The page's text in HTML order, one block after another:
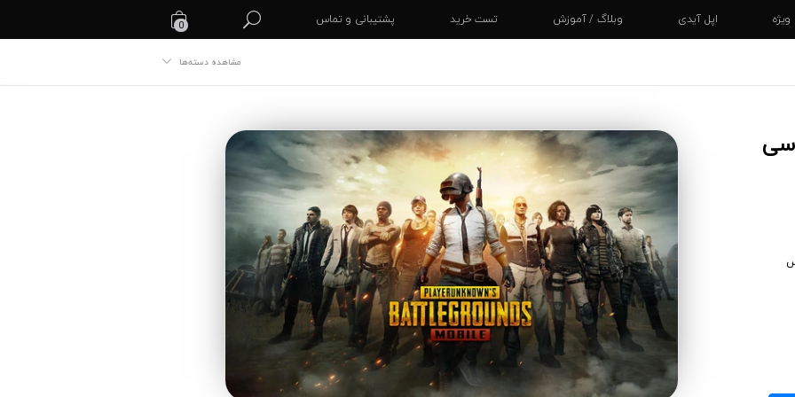
اپل آیدی وبلاگ / آموزش تست خرید پشتیبانی و تماس 0
مشاهده دسته‌ها
کارت اپل
گیفت کارت اسپاتیفای
گیفت کارت نینتندو
گیفت کارت لیگ اف لجند
گیفت کارت ورلد آف وار کرافت
گیفت کارت بلیزارد بتل نت
گیفت کارت اسکایپ
گیفت کارت روبلاکس
گیفت کارت ویزا
گیفت مستر کارت
گیفت کارت نتفلیکس
گیفت کارت ریز گلد
گیفت کارت اپکس
گیفت کارت پابجی
1800 یوسی